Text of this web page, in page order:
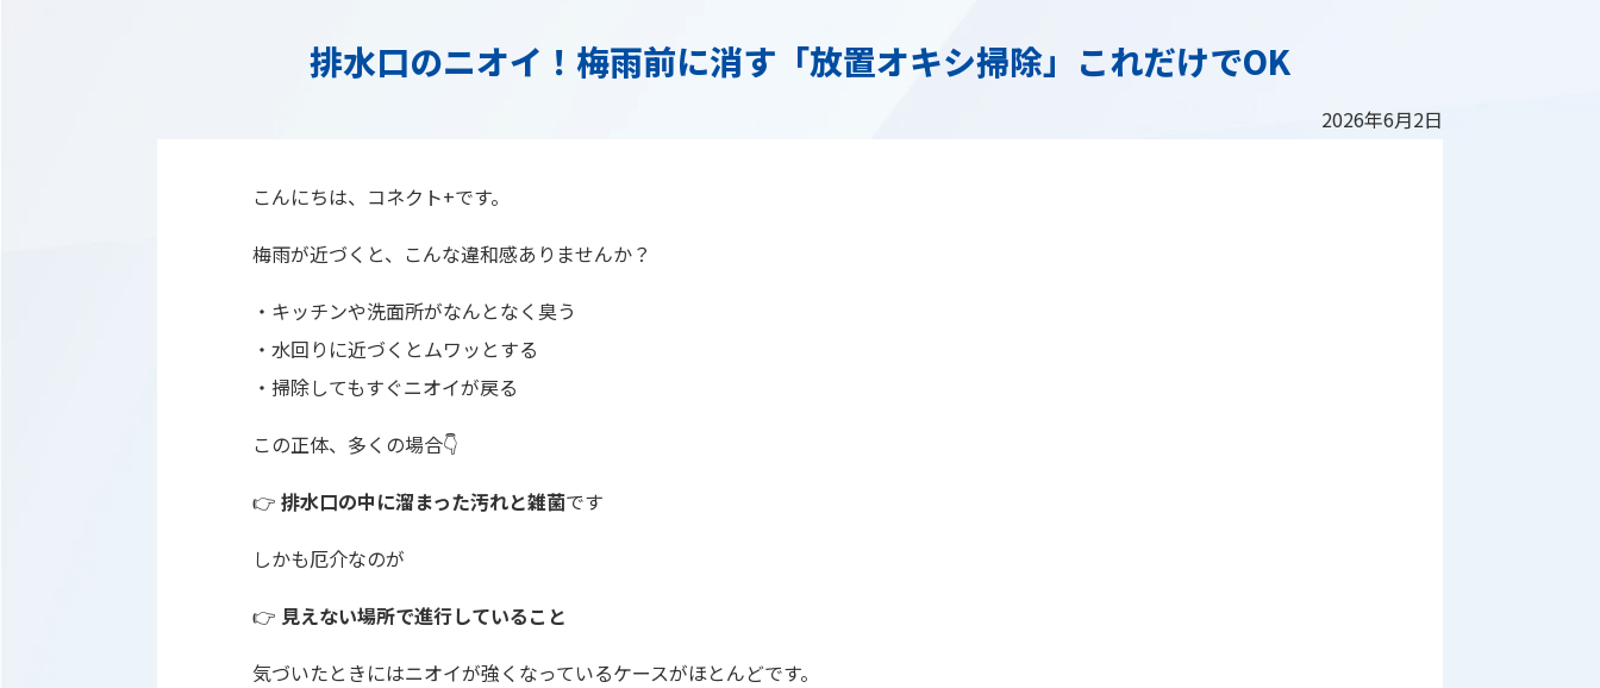
排水口のニオイ！梅雨前に消す「放置オキシ掃除」これだけでOK
2026年6月2日
こんにちは、コネクト+です。
梅雨が近づくと、こんな違和感ありませんか？
・キッチンや洗面所がなんとなく臭う
・水回りに近づくとムワッとする
・掃除してもすぐニオイが戻る
この正体、多くの場合👇
👉 排水口の中に溜まった汚れと雑菌です
しかも厄介なのが
👉 見えない場所で進行していること
気づいたときにはニオイが強くなっているケースがほとんどです。